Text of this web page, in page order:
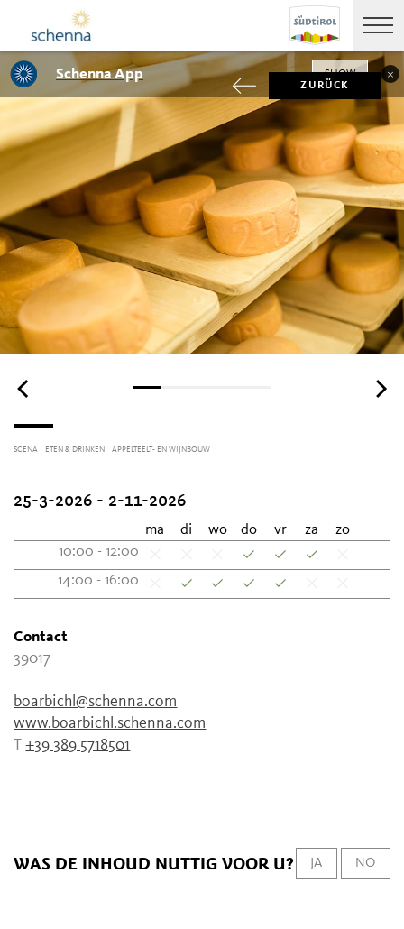
ZURÜCK
SCENA ETEN & DRINKEN APPELTEELT- EN WIJNBOUW
25-3-2026 - 2-11-2026
ma di wo do vr za
zo
10:00 - 12:00
14:00 - 16:00
Contact
39017
boarbichl@schenna.com
www.boarbichl.schenna.com
T+39 389 5718501
WAS DE INHOUD NUTTIG VOOR U? JA NO
Schenna App SHOW